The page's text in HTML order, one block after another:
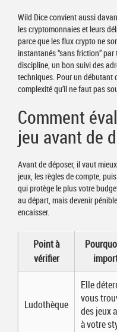
Wild Dice convient aussi
les cryptomonnaies et leurs
parce que les flux crypto ne
instantanés “sans friction”
discipline, un bon suivi des
techniques. Pour un débutant
complexité qu’il ne faut pas
Comment
jeu avant de
Avant de déposer, il vaut
jeux, les règles de compte,
qui protège le plus votre
au départ, mais devenir
encaisser.
Point à
vérifier
Ludothèque
Elle
vous
des jeux
à votre